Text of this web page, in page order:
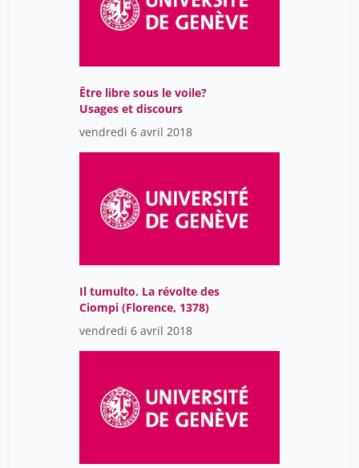
Être libre sous le voile?
Usages et discours
vendredi 6 avril 2018
Il tumulto. La révolte des
Ciompi (Florence, 1378)
vendredi 6 avril 2018